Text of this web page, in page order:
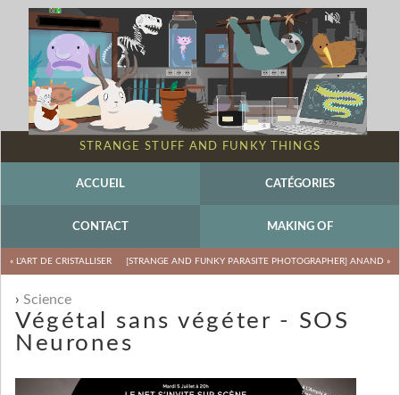
STRANGE STUFF AND FUNKY THINGS
ACCUEIL CATÉGORIES
CONTACT MAKING OF
« L'ART DE CRISTALLISER [STRANGE AND FUNKY PARASITE PHOTOGRAPHER] ANAND »
Science
Végétal sans végéter - SOS
Neurones